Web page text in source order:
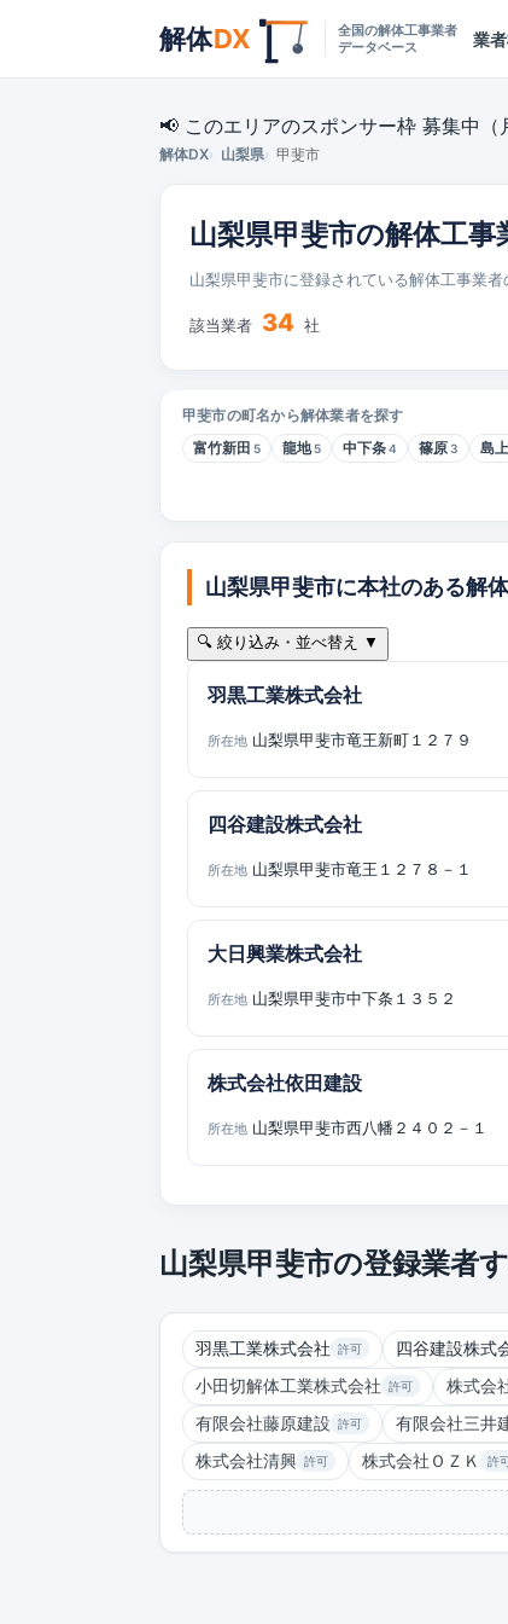
解体DX
全国の解体工事業者
データベース
業
📢 このエリアのスポンサー枠 募集中（
解体DX 山梨県 甲斐市
山梨県甲斐市の解体工事
山梨県甲斐市に登録されている解体工事業
該当業者 34 社
甲斐市の町名から解体業者を探す
富竹新田 5 龍地5 中下条4 篠原3 島
山梨県甲斐市に本社のある解
🔍 絞り込み・並べ替え ▼
羽黒工業株式会社
所在地 山梨県甲斐市竜王新町１２７９
四谷建設株式会社
所在地 山梨県甲斐市竜王１２７８－１
大日興業株式会社
所在地 山梨県甲斐市中下条１３５２
株式会社依田建設
所在地 山梨県甲斐市西八幡２４０２－１
山梨県甲斐市の登録業者
羽黒工業株式会社 許可 四谷建設株式
小田切解体工業株式会社 許可 株式会
有限会社藤原建設 許可 有限会社三井
株式会社清興 許可 株式会社ＯＺＫ 許